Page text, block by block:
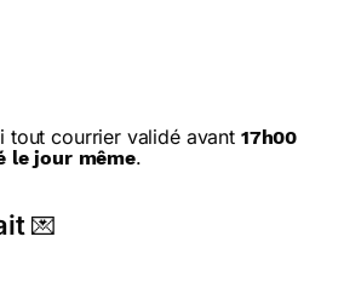
tout courrier validé avant 17h00
le jour même.
💌